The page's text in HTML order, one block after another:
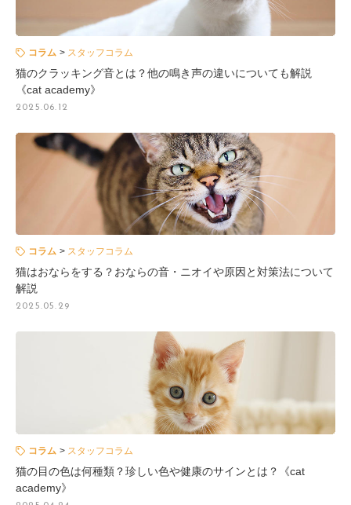
コラム スタッフコラム
猫のクラッキング音とは？他の鳴き声の違いについても解説
《cat academy》
2025.06.12
コラム スタッフコラム
猫はおならをする？おならの音・ニオイや原因と対策法について
解説
2025.05.29
コラム スタッフコラム
猫の目の色は何種類？珍しい色や健康のサインとは？《cat
academy》